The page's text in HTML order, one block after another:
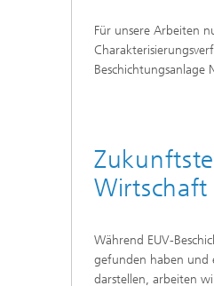
Für unsere Arbeiten
Beschichtungsanlage
Wirtschaft
Während EUV-
gefunden haben und
darstellen, arbeiten